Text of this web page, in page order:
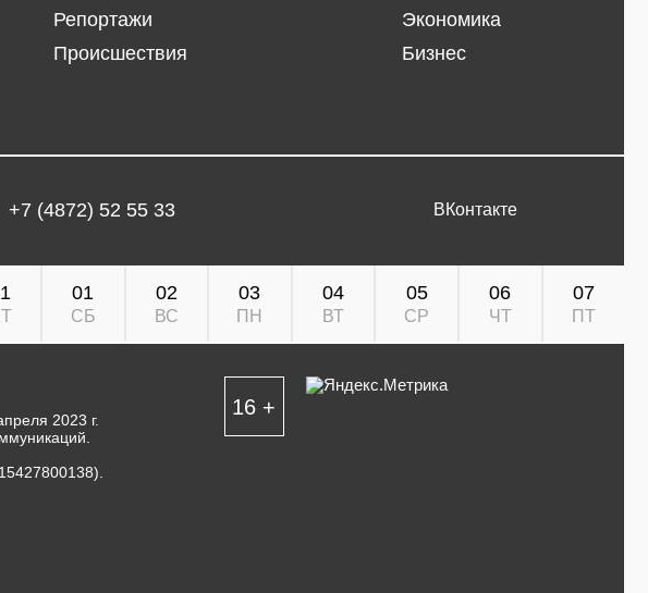
Репортажи
Происшествия
Экономика
Бизнес
+7 (4872) 52 55 33 ВКонтакте
01
СБ
02
ВС
03
ПН
04
ВТ
05
СР
06
ЧТ
07
ПТ
2023 г.
16 +